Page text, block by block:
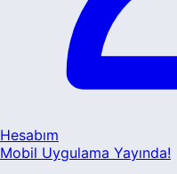
Hesabım
Mobil Uygulama Yayında!